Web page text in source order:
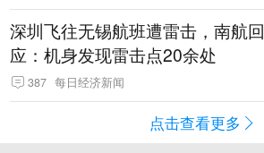
深圳飞往无锡航班遭雷击，南航回
应：机身发现雷击点20余处
387 每日经济新闻
点击查看更多